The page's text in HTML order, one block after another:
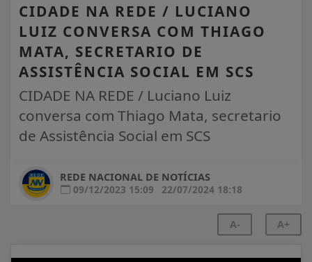
CIDADE NA REDE / LUCIANO
LUIZ CONVERSA COM THIAGO
MATA, SECRETARIO DE
ASSISTÊNCIA SOCIAL EM SCS
CIDADE NA REDE / Luciano Luiz
conversa com Thiago Mata, secretario
de Assistência Social em SCS
REDE NACIONAL DE NOTÍCIAS
09/12/2023 15:09
22/07/2024 18:18
A- A+